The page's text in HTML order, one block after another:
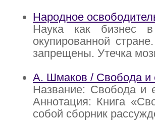
Народное
Наука как бизнес
окупированной
запрещены. Утечка
А. Шмаков / Свобода и
Название: Свобода и
Аннотация: Книга
собой сборник